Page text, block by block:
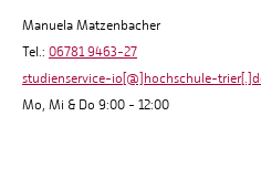
Manuela Matzenbacher
Tel.: 06781 9463-27
studienservice-io[@]hochschule-
Mo, Mi & Do 9:00 - 12:00